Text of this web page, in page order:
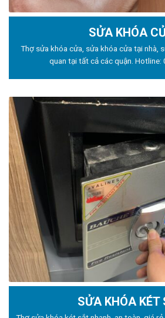
SỬA KHÓA
Thợ sửa khóa cửa, sửa khóa cửa tại nhà,
quan tại tất cả các quận. Hotline:
SỬA KHÓA KÉT